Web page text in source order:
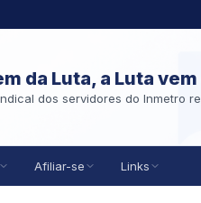
da Luta, a Luta
dos servidores do Inmetro
Afiliar-se Links